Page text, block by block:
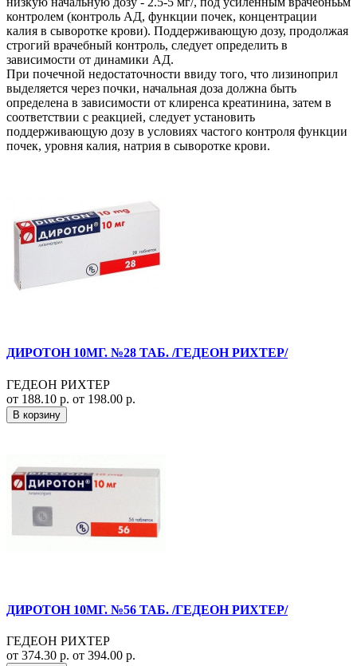
контролем (контроль АД, функции почек, концентрации
калия в сыворотке крови). Поддерживающую дозу, продолжая
строгий врачебный контроль, следует определить в
зависимости от динамики АД.
При почечной недостаточности ввиду того, что лизиноприл
выделяется через почки, начальная доза должна быть
определена в зависимости от клиренса креатинина, затем в
соответствии с реакцией, следует установить
поддерживающую дозу в условиях частого контроля функции
почек, уровня калия, натрия в сыворотке крови.
ДИРОТОН 10МГ. №28 ТАБ. /ГЕДЕОН РИХТЕР/
ГЕДЕОН РИХТЕР
от 188.10 р. от 198.00 р.
В корзину
ДИРОТОН 10МГ. №56 ТАБ. /ГЕДЕОН РИХТЕР/
ГЕДЕОН РИХТЕР
от 374.30 р. от 394.00 р.